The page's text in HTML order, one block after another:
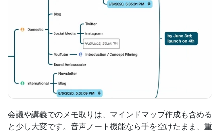
会議や講義でのメモ取りは、マインドマップ作成も含める
と少し大変です。音声ノート機能なら手を空けたまま、重